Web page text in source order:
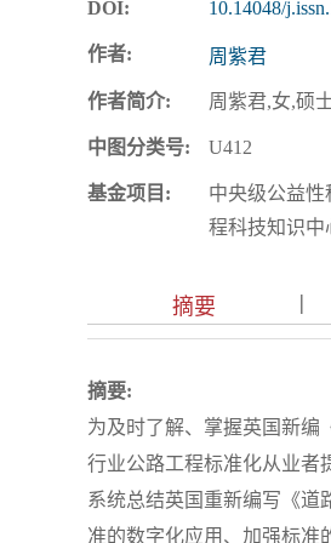
DOI: 10.14048/
作者: 周紫君
作者简介: 周紫君,女,硕
中图分类号: U412
基金项目:
中央级公益性
程科技知识
摘要 ||
摘要:
为及时了解、掌握英国新编
行业公路工程标准化从业者
系统总结英国重新编写《道
准的数字化应用、加强标准